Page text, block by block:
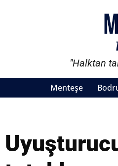
"Halktan
Menteşe